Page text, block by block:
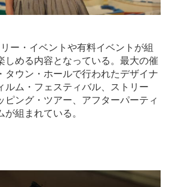
ー・イベントや有料イベントが組
しめる内容となっている。最大の催
タウン・ホールで行われたデザイナ
ルム・フェスティバル、ストリー
ピング・ツアー、アフターパーティ
組まれている。